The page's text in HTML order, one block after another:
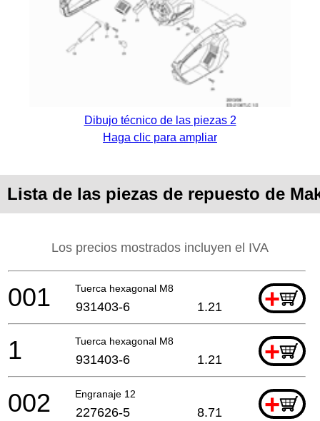
Dibujo técnico de las piezas 2
Haga clic para ampliar
Lista de las piezas de repuesto de
Los precios mostrados incluyen el IVA
Tuerca hexagonal M8 +
001 931403-6 1.21
Tuerca hexagonal M8 +
1 931403-6 1.21
Engranaje 12 +
002 227626-5 8.71